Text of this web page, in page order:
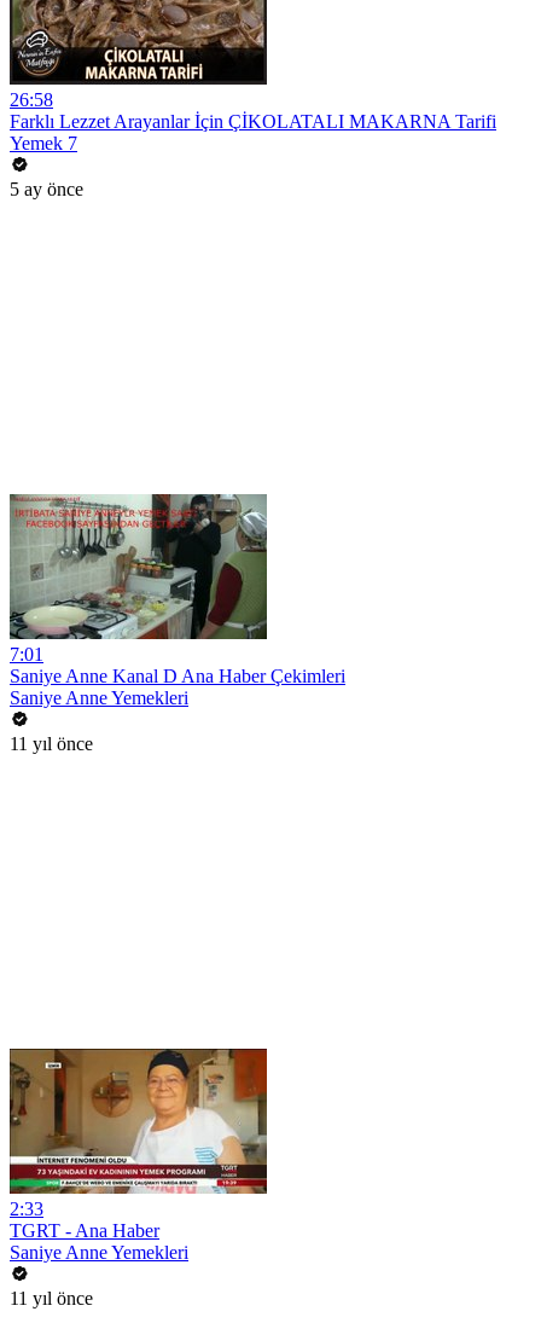
26:58
Farklı Lezzet Arayanlar İçin ÇİKOLATALI MAKARNA Tarifi
Yemek 7
5 ay önce
7:01
Saniye Anne Kanal D Ana Haber Çekimleri
Saniye Anne Yemekleri
11 yıl önce
2:33
TGRT - Ana Haber
Saniye Anne Yemekleri
11 yıl önce